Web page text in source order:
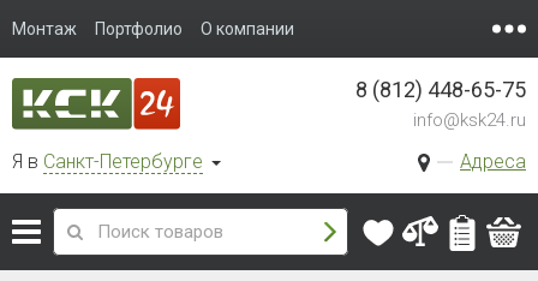
Монтаж Портфолио О компании
Я в Санкт-Петербурге Адреса
8 (812) 448-65-75
info@ksk24.ru